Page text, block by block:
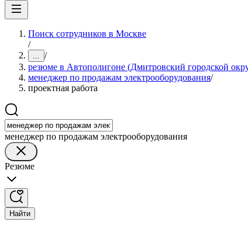
Поиск сотрудников в Москве
/
... /
резюме в Автополигоне (Дмитровский городской
менеджер по продажам электрооборудования/
проектная работа
менеджер по продажам электрооборудования
Резюме
Найти